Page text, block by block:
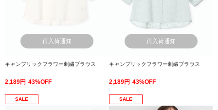
再入荷通知
キャンブリックフラワー刺繍ブラウス
2,189円 43%OFF
再入荷通知
キャンブリックフラワー刺繍ブラウス
2,189円 43%OFF
SALE SALE